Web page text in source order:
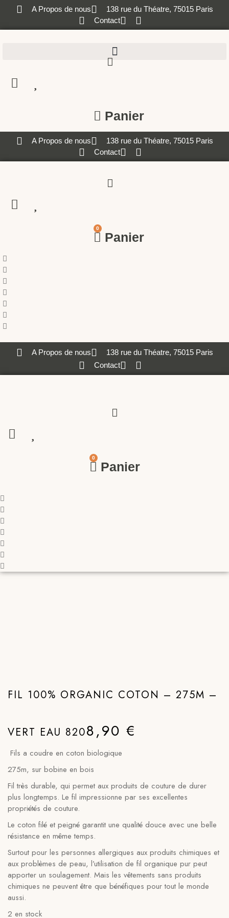
A Propos de nous
138 rue du Théatre, 75015 Paris
Contact
Panier
A Propos de nous
138 rue du Théatre, 75015 Paris
Contact
0
Panier
A Propos de nous
138 rue du Théatre, 75015 Paris
Contact
0
Panier
FIL 100% ORGANIC COTON – 275M –
VERT EAU 8208,90 €
Fils a coudre en coton biologique
275m, sur bobine en bois
Fil très durable, qui permet aux produits de couture de durer
plus longtemps. Le fil impressionne par ses excellentes
propriétés de couture.
Le coton filé et peigné garantit une qualité douce avec une belle
résistance en même temps.
Surtout pour les personnes allergiques aux produits chimiques et
aux problèmes de peau, l’utilisation de fil organique pur peut
apporter un soulagement. Mais les vêtements sans produits
chimiques ne peuvent être que bénéfiques pour tout le monde
aussi.
2 en stock